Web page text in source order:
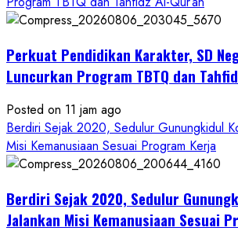
Perkuat Pendidikan Karakter, SD
Luncurkan Program TBTQ dan
Posted on 11 jam ago
Berdiri Sejak 2020, Sedulur Gunungkidul
Misi Kemanusiaan Sesuai Program Kerja
Berdiri Sejak 2020, Sedulur
Jalankan Misi Kemanusiaan Sesuai